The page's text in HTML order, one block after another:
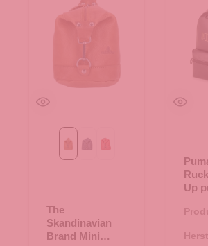
Cognacblau rot
The
Skandinavian
Brand Mini
Up